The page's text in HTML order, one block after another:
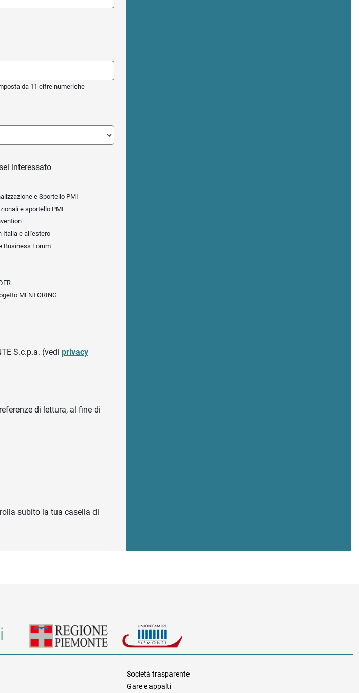
da 11 cifre numeriche
interessato
e Sportello PMI
e sportello PMI
Italia e all'estero
Business Forum
MENTORING
S.c.p.a. (vedi privacy
di lettura, al fine di
subito la tua casella di
Società trasparente
Gare e appalti